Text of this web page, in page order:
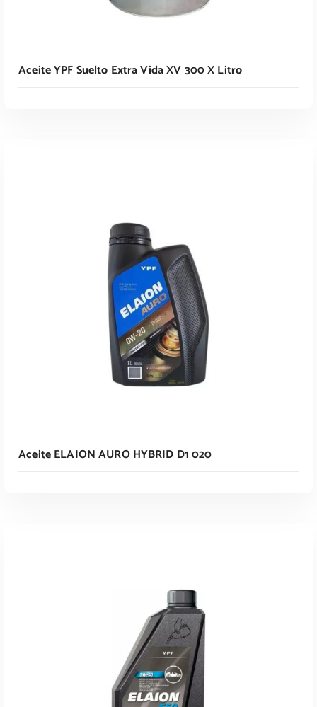
Leer Más
Aceite YPF Suelto Extra Vida XV 300 X Litro
Leer Más
Aceite ELAION AURO HYBRID D1 020